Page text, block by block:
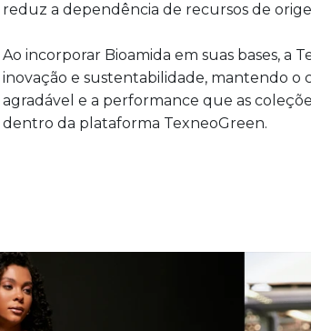
reduz a dependência de recursos de
Ao incorporar Bioamida em suas bases, a
inovação e sustentabilidade, mantendo o
agradável e a performance que as
dentro da plataforma TexneoGreen.